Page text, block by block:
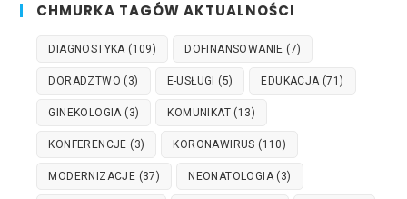
CHMURKA TAGÓW AKTUALNOŚCI
DIAGNOSTYKA(109) DOFINANSOWANIE (7)
DORADZTWO (3) E-USŁUGI (5) EDUKACJA(71)
GINEKOLOGIA(3) KOMUNIKAT (13)
KONFERENCJE (3) KORONAWIRUS (110)
MODERNIZACJE (37) NEONATOLOGIA(3)